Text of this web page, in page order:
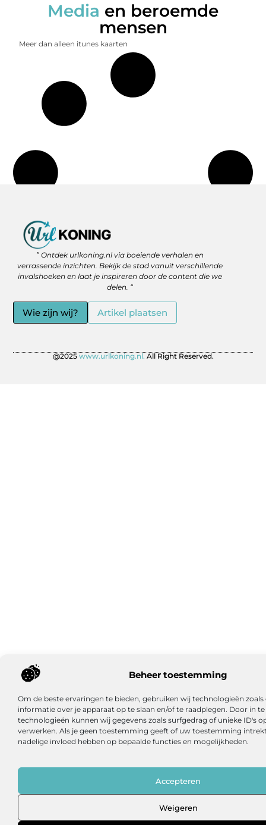
Beheer toestemming
Om de beste ervaringen te bieden, gebruiken wij technologieën
informatie over je apparaat op te slaan en/of te raadplegen. Door in
technologieën kunnen wij gegevens zoals surfgedrag of unieke ID's
verwerken. Als je geen toestemming geeft of uw toestemming
nadelige invloed hebben op bepaalde functies en mogelijkheden.
Accepteren
Weigeren
Media en beroemde
mensen
Meer dan alleen itunes kaarten
” Ontdek urlkoning.nl via boeiende verhalen en
verrassende inzichten. Bekijk de stad vanuit verschillende
invalshoeken en laat je inspireren door de content die we
delen. “
Wie zijn wij? Artikel plaatsen
@2025 www.urlkoning.nl. All Right Reserved.